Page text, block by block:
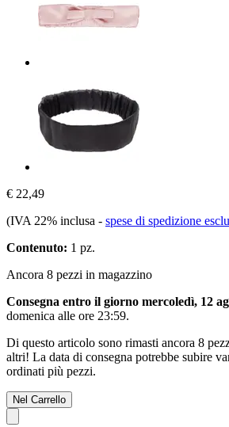
€ 22,49
(IVA 22% inclusa - spese di spedizione
Contenuto: 1 pz.
Ancora 8 pezzi in magazzino
Consegna entro il giorno mercoledì, 12
domenica alle ore 23:59.
Di questo articolo sono rimasti ancora 8
altri! La data di consegna potrebbe subire
ordinati più pezzi.
Nel Carrello